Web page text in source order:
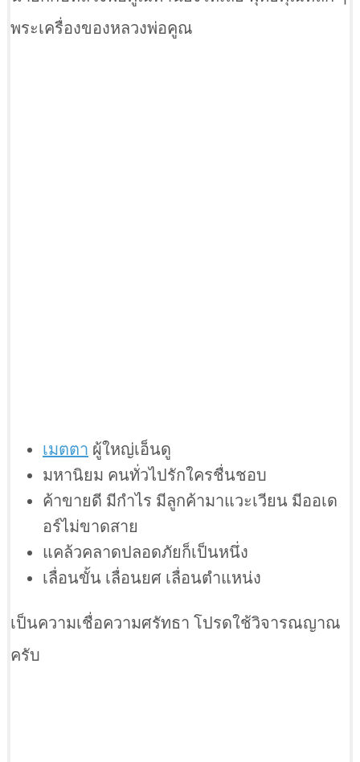
พระเครื่องของหลวงพ่อคูณ
เมตตา ผู้ใหญ่เอ็นดู
มหานิยม คนทั่วไปรักใครชื่นชอบ
ค้าขายดี มีกำไร มีลูกค้ามาแวะเวียน มีออเด
อร์ไม่ขาดสาย
แคล้วคลาดปลอดภัยก็เป็นหนึ่ง
เลื่อนขั้น เลื่อนยศ เลื่อนตำแหน่ง
เป็นความเชื่อความศรัทธา โปรดใช้วิจารณญาณ
ครับ